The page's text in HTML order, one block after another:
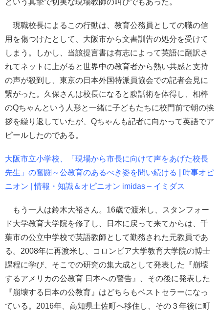
という真摯で切実な現場教師の叫びでもあった。
現職校長によるこの行動は、教育公務員としての職の信
用を傷つけたとして、大阪市から文書訓告の処分を受けて
しまう。しかし、当該提言書は有志によって英語に翻訳さ
れてネットに上がると世界中の教育者から熱い共感と支持
の声が殺到し、東京の日本外国特派員協会での記者会見に
繋がった。久保さんは校長になると腹話術を体得し、相棒
のQちゃんという人形と一緒に子どもたちに校門前で朝の挨
拶を繰り返していたが、Qちゃんも記者に向かって英語でア
ピールしたのである。
大阪市立小学校、「現場から市長に向けて声をあげた校長
先生」の奮闘～公教育のあるべき姿を問い続ける | 時事オピ
ニオン | 情報・知識＆オピニオン imidas – イミダス
もう一人は鈴木大裕さん。16歳で渡米し、スタンフォー
ド大学教育大学院を修了し、日本に戻って来てからは、千
葉市の公立中学校で英語教師として勤務された元教員であ
る。2008年に再渡米し、コロンビア大学教育大学院の博士
課程に学び、そこでの研究の集大成として発表した『崩壊
するアメリカの公教育 日本への警告』、その後に発表した
『崩壊する日本の公教育』はどちらもベストセラーになっ
ている。2016年、高知県土佐町へ移住し、その３年後に町